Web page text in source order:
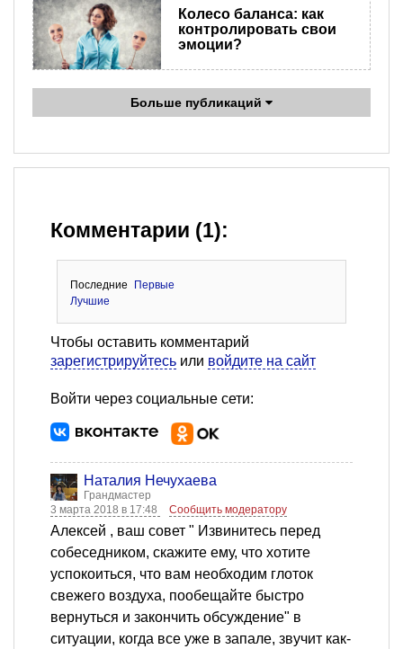
Колесо баланса: как
контролировать свои
эмоции?
Больше публикаций
Комментарии (1):
Последние
Первые
Лучшие
Чтобы оставить комментарий
зарегистрируйтесь или войдите на сайт
Войти через социальные сети:
Наталия Нечухаева
Грандмастер
3 марта 2018 в 17:48
Сообщить модератору
Алексей , ваш совет " Извинитесь перед
собеседником, скажите ему, что хотите
успокоиться, что вам необходим глоток
свежего воздуха, пообещайте быстро
вернуться и закончить обсуждение" в
ситуации, когда все уже в запале, звучит как-